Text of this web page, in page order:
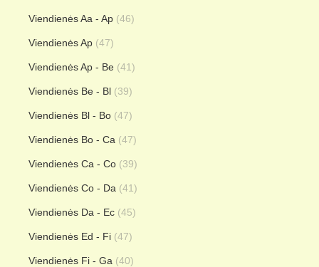
Viendienės Aa - Ap (46)
Viendienės Ap (47)
Viendienės Ap - Be (41)
Viendienės Be - Bl (39)
Viendienės Bl - Bo (47)
Viendienės Bo - Ca (47)
Viendienės Ca - Co (39)
Viendienės Co - Da (41)
Viendienės Da - Ec (45)
Viendienės Ed - Fi (47)
Viendienės Fi - Ga (40)